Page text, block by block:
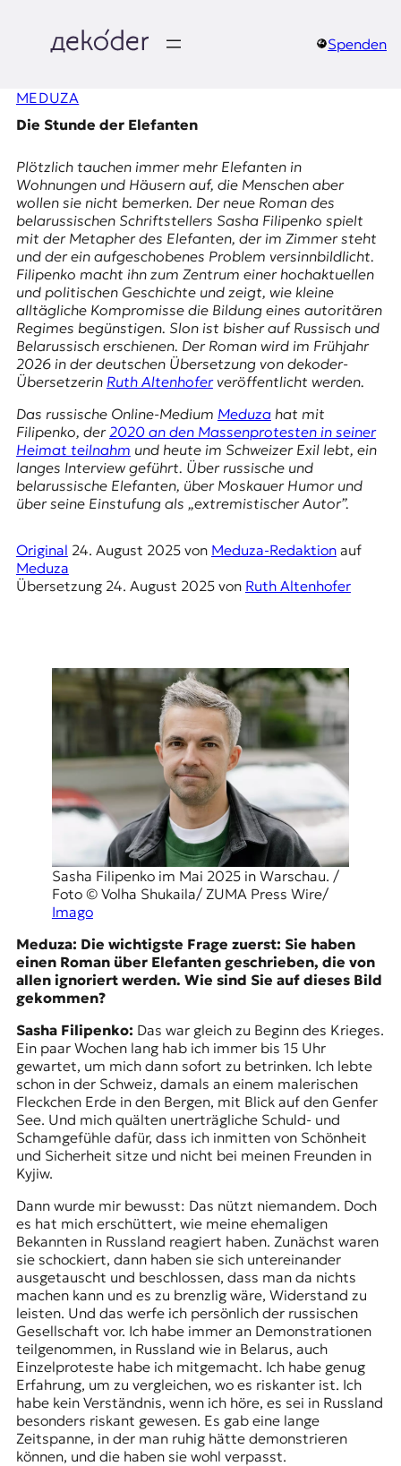
springen
e
k
o
d
e
r
|
D
E
K
O
D
E
R
s
u
n
d
M
e
d
i
e
n
k
o
m
p
e
t
e
n
z
z
u
O
s
t
e
u
r
o
p
Spenden
MEDUZA
Die Stunde der Elefanten
Plötzlich tauchen immer mehr Elefanten in
Wohnungen und Häusern auf, die Menschen aber
wollen sie nicht bemerken. Der neue Roman des
belarussischen Schriftstellers Sasha Filipenko spielt
mit der Metapher des Elefanten, der im Zimmer steht
und der ein aufgeschobenes Problem versinnbildlicht.
Filipenko macht ihn zum Zentrum einer hochaktuellen
und politischen Geschichte und zeigt, wie kleine
alltägliche Kompromisse die Bildung eines autoritären
Regimes begünstigen. Slonist bisher auf Russisch und
Belarussisch erschienen. Der Roman wird im Frühjahr
2026 in der deutschen Übersetzung von dekoder-
Übersetzerin Ruth Altenhoferveröffentlicht werden.
Das russische Online-Medium Meduzahat mit
Filipenko, der2020 an den Massenprotesten in seiner
Heimat teilnahm und heute im Schweizer Exil lebt, ein
langes Interview geführt. Über russische und
belarussische Elefanten, über Moskauer Humor und
über seine Einstufung als „extremistischer Autor”.
Original 24. August 2025von Meduza-Redaktionauf
Meduza
Übersetzung 24. August 2025von Ruth Altenhofer
Sasha Filipenko im Mai 2025 in Warschau. /
Foto © Volha Shukaila/ ZUMA Press Wire/
Imago
Meduza: Die wichtigste Frage zuerst: Sie haben
einen Roman über Elefanten geschrieben, die von
allen ignoriert werden. Wie sind Sie auf dieses Bild
gekommen?
Sasha Filipenko: Das war gleich zu Beginn des Krieges.
Ein paar Wochen lang hab ich immer bis 15 Uhr
gewartet, um mich dann sofort zu betrinken. Ich lebte
schon in der Schweiz, damals an einem malerischen
Fleckchen Erde in den Bergen, mit Blick auf den Genfer
See. Und mich quälten unerträgliche Schuld- und
Schamgefühle dafür, dass ich inmitten von Schönheit
und Sicherheit sitze und nicht bei meinen Freunden in
Kyjiw.
Dann wurde mir bewusst: Das nützt niemandem. Doch
es hat mich erschüttert, wie meine ehemaligen
Bekannten in Russland reagiert haben. Zunächst waren
sie schockiert, dann haben sie sich untereinander
ausgetauscht und beschlossen, dass man da nichts
machen kann und es zu brenzlig wäre, Widerstand zu
leisten. Und das werfe ich persönlich der russischen
Gesellschaft vor. Ich habe immer an Demonstrationen
teilgenommen, in Russland wie in Belarus, auch
Einzelproteste habe ich mitgemacht. Ich habe genug
Erfahrung, um zu vergleichen, wo es riskanter ist. Ich
habe kein Verständnis, wenn ich höre, es sei in Russland
besonders riskant gewesen. Es gab eine lange
Zeitspanne, in der man ruhig hätte demonstrieren
können, und die haben sie wohl verpasst.